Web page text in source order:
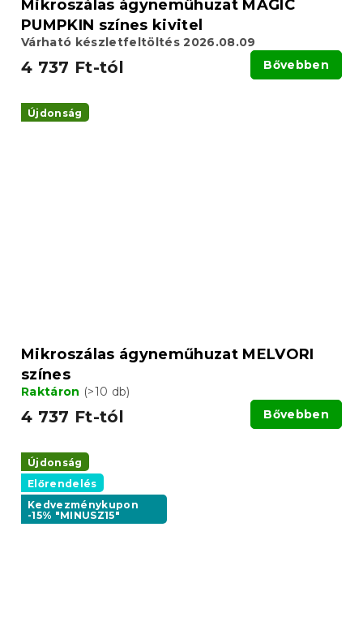
Mikroszálas ágyneműhuzat MAGIC
PUMPKIN színes kivitel
Várható készletfeltöltés 2026.08.09
4 737 Ft-tól Bővebben
Újdonság
Mikroszálas ágyneműhuzat MELVORI
színes
Raktáron (>10 db)
4 737 Ft-tól Bővebben
Újdonság
Előrendelés
Kedvezménykupon
-15% "MINUSZ15"